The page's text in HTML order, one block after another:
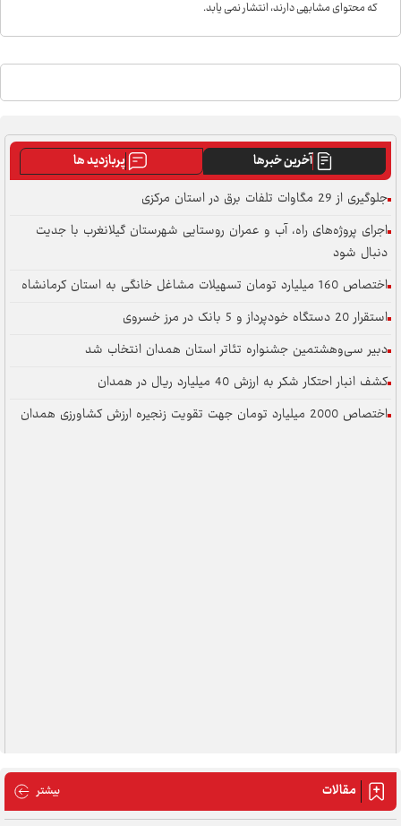
که محتوای مشابهی دارند، انتشار نمی یابد.
آخرین خبرها
پربازدید ها
جلوگیری از 29 مگاوات تلفات برق در استان مرکزی
اجرای پروژه‌های راه، آب و عمران روستایی شهرستان گیلانغرب با جدیت
دنبال شود
اختصاص 160 میلیارد تومان تسهیلات مشاغل خانگی به استان کرمانشاه
استقرار 20 دستگاه خودپرداز و 5 بانک در مرز خسروی
دبیر سی‌وهشتمین جشنواره تئاتر استان همدان انتخاب شد
کشف انبار احتکار شکر به ارزش 40 میلیارد ریال در همدان
اختصاص 2000 میلیارد تومان جهت تقویت زنجیره ارزش کشاورزی همدان
مقالات بیشتر مقالات